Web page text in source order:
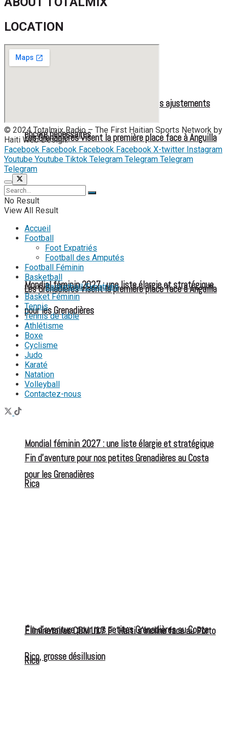
Large victoire des Grenadières, mais des ajustements
encore nécessaires
Les Grenadières visent la première place face à Anguilla
Mondial féminin 2027 : une liste élargie et stratégique
pour les Grenadières
Fin d’aventure pour nos petites Grenadières au Costa
Rica
Les Grenadières visent la première place face à Anguilla
Mondial féminin 2027 : une liste élargie et stratégique
pour les Grenadières
Fin d’aventure pour nos petites Grenadières au Costa
Rica
Éliminatoires CDM U17 F : Haïti s’incline face au Porto
Rico, grosse désillusion
LOCATION
© 2024 Totalmix Radio – The First Haitian Sports Network by
Haiti Web Design.
Facebook Facebook Facebook Facebook X-twitter Instagram
Youtube Youtube Tiktok Telegram Telegram Telegram
Telegram
No Result
View All Result
Accueil
Football
Foot Expatriés
Football des Amputés
Football Féminin
Basketball
Basketball Expatriés
Basket Féminin
Tennis
Tennis de table
Athlétisme
Boxe
Cyclisme
Judo
Karaté
Natation
Volleyball
Contactez-nous